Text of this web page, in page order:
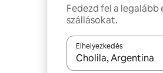
Fedezd fel a
szállásokat.
Elhelyezkedés
Az eredmények